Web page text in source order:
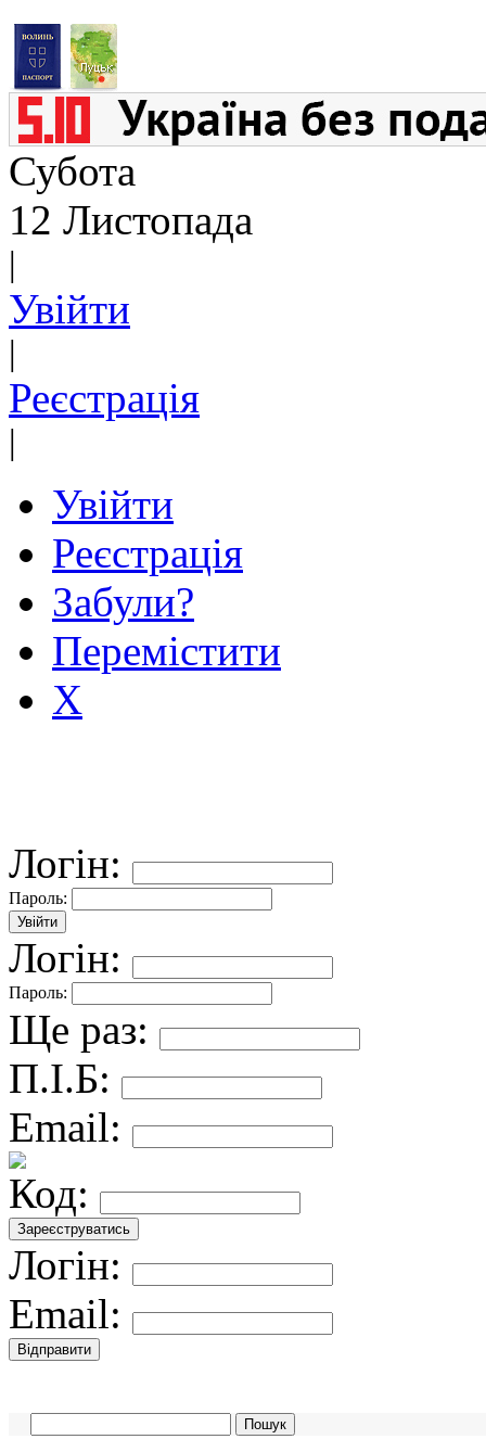
Субота
12 Листопада
|
Увійти
|
Реєстрація
|
Увійти
Реєстрація
Забули?
Перемістити
X
Логін:
Пароль:
Логін:
Пароль:
Ще раз:
П.І.Б:
Email:
Код:
Логін:
Email: